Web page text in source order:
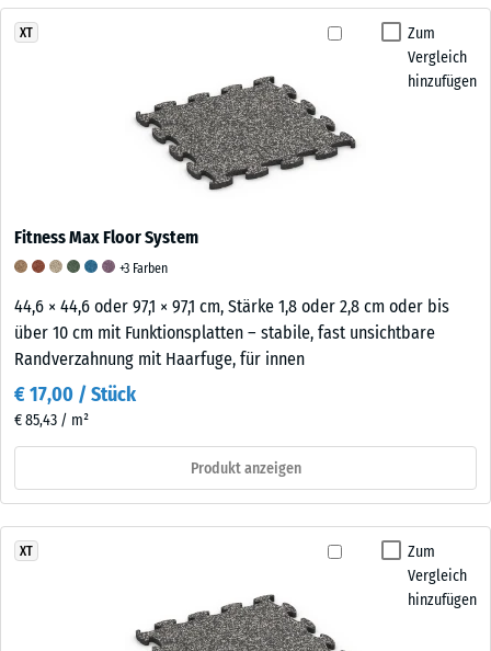
Zum
Vergleich
hinzufügen
XT
Fitness Max Floor System
+3 Farben
44,6 × 44,6 oder 97,1 × 97,1 cm, Stärke 1,8 oder 2,8 cm oder bis
über 10 cm mit Funktionsplatten – stabile, fast unsichtbare
Randverzahnung mit Haarfuge, für innen
€ 17,00 / Stück
€ 85,43 / m²
Produkt anzeigen
Zum
Vergleich
hinzufügen
XT